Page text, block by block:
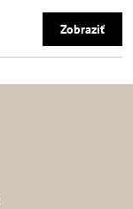
Zobraziť